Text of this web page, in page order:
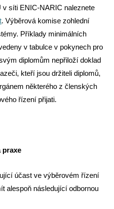
síti ENIC-NARIC naleznete
. Výběrová komise zohlední
Příklady minimálních
v tabulce v pokynech pro
diplomům nepřiloží doklad
kteří jsou držiteli diplomů,
některého z členských
řízení přijati.
účast ve výběrovém řízení
alespoň následující odbornou